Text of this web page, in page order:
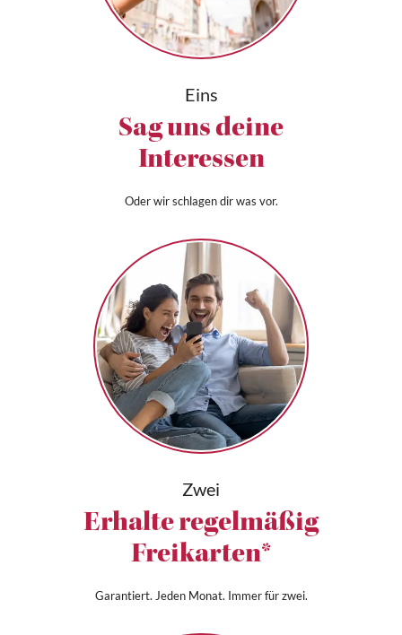
Eins
Sag uns deine
Interessen
Oder wir schlagen dir was vor.
Zwei
Erhalte regelmäßig
Freikarten*
Garantiert. Jeden Monat. Immer für zwei.